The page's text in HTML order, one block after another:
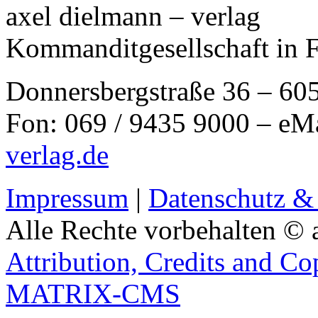
axel dielmann – verlag
Kommanditgesellschaft in
Donnersbergstraße 36 –
Fon: 069 / 9435 9000 –
verlag.de
Impressum | Datenschutz
Alle Rechte vorbehalten ©
Attribution, Credits and
MATRIX-CMS